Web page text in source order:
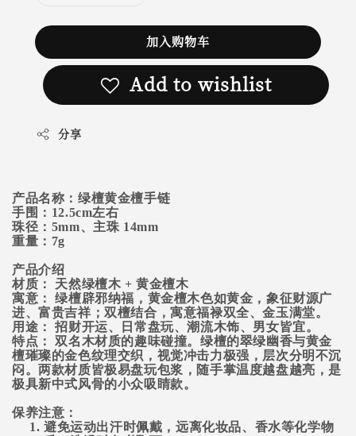
加入购物车
Add to wishlist
分享
产品名称：绿檀黄金檀手链
手围： 12.5cm左右
珠径： 5mm、主珠 14mm
重量： 7g
产品介绍
材质： 天然绿檀木 + 黄金檀木
寓意： 绿檀辟邪纳福，黄金檀木色如黄金，象征财源广
进、富贵吉祥；双檀结合，寓意福禄双全、金玉满堂。
用途： 招财开运、日常盘玩、潮流木饰、男女皆宜。
特点： 双名木材质的趣味碰撞。绿檀的翠绿幽香与黄金
檀璀璨的金色纹理交织，视觉冲击力极强，层次分明不沉
闷。两款材质皆极易盘玩包浆，随手掌温度越盘越亮，是
极具新中式风骨的小众吸睛款。
保养注意：
避免运动出汗时佩戴，远离化妆品、香水等化学物